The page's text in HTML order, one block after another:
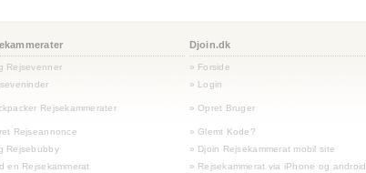
Djoin.dk
Rejsevenner » Forside
» Login
Rejsekammerater » Opret Bruger
Rejseannonce » Glemt Kode?
Rejsebubby
» Djoin Rejsekammerat mobil site
en Rejsekammerat
» Rejsekammerat via iPhone og android